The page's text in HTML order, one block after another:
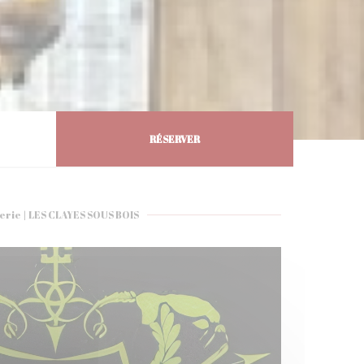
RÉSERVER
| LES CLAYES SOUS BOIS